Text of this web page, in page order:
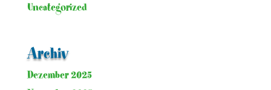
Uncategorized
Archiv
Dezember 2025